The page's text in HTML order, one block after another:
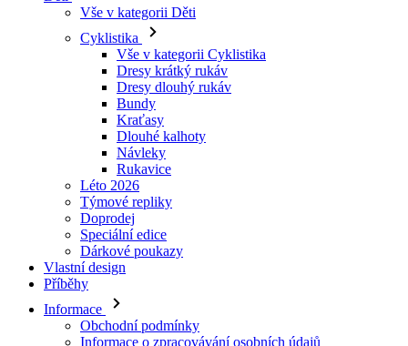
Dresy dlouhý rukáv
Bundy
Kraťasy
Dlouhé kalhoty
Návleky
Rukavice
Léto 2026
Týmové repliky
Doprodej
Speciální edice
Dárkové poukazy
Vlastní design
Příběhy
Informace
Obchodní podmínky
Informace o zpracovávání osobních údajů
Reklamační podmínky
Volná pracovní místa
Ochrana soukromí - cookies
O nás